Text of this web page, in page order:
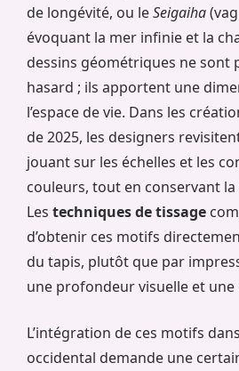
de longévité, ou leSeigaiha
évoquant la mer infinie et la
dessins géométriques ne sont
hasard ; ils apportent une
l’espace de vie. Dans les
de 2025, les designers
jouant sur les échelles et les
couleurs, tout en conservant
Les techniques de tissage
d’obtenir ces motifs
du tapis, plutôt que par
une profondeur visuelle et
L’intégration de ces motifs
occidental demande une